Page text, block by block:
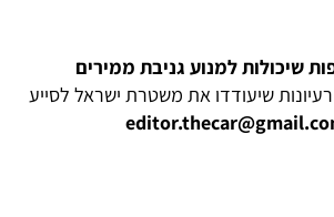
שיכולות למנוע גניבת ממירים
שיעודדו את משטרת ישראל לסייע